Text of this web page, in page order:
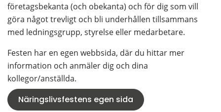
företagsbekanta (och obekanta) och för dig som vill
göra något trevligt och bli underhållen tillsammans
med ledningsgrupp, styrelse eller medarbetare.
Festen har en egen webbsida, där du hittar mer
information och anmäler dig och dina
kollegor/anställda.
Näringslivsfestens egen sida